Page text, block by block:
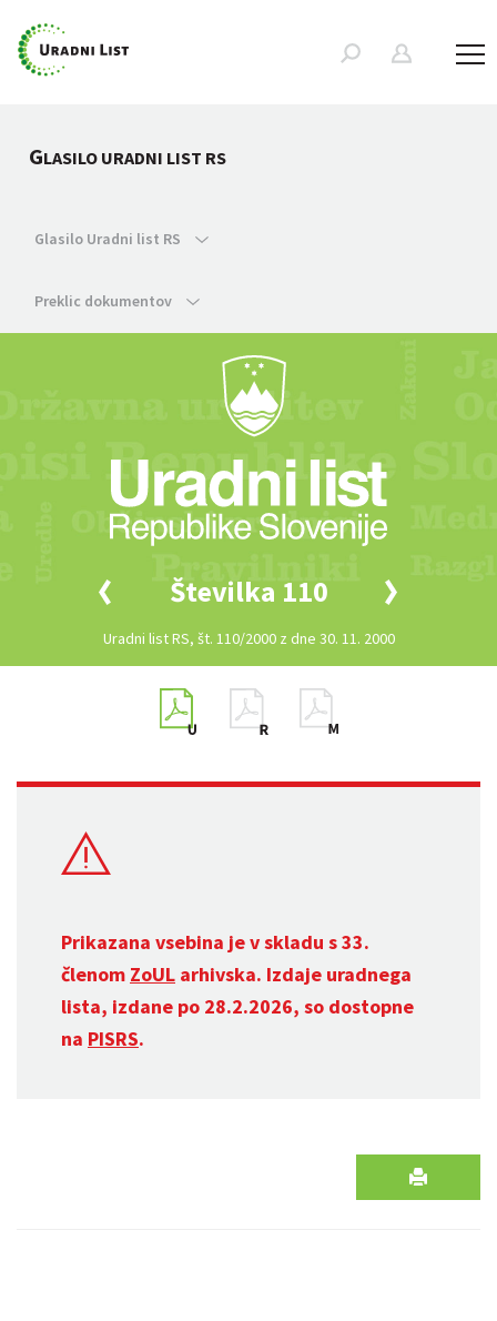
GLASILO URADNI LIST RS
Glasilo Uradni list RS
Preklic dokumentov
Številka 110
Uradni list RS, št. 110/2000 z dne 30. 11. 2000
Prikazana vsebina je v skladu s 33.
členom ZoUL arhivska. Izdaje uradnega
lista, izdane po 28.2.2026, so dostopne
na PISRS.